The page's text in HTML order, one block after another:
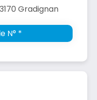
Gradignan
N° *